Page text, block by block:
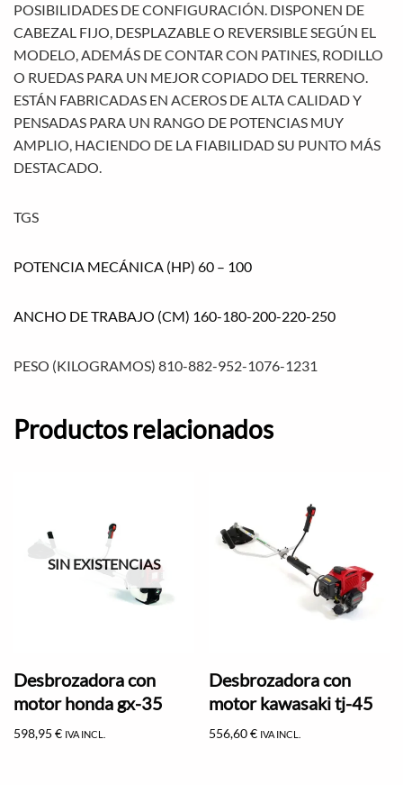
POSIBILIDADES DE CONFIGURACIÓN. DISPONEN DE
CABEZAL FIJO, DESPLAZABLE O REVERSIBLE SEGÚN EL
MODELO, ADEMÁS DE CONTAR CON PATINES, RODILLO
O RUEDAS PARA UN MEJOR COPIADO DEL TERRENO.
ESTÁN FABRICADAS EN ACEROS DE ALTA CALIDAD Y
PENSADAS PARA UN RANGO DE POTENCIAS MUY
AMPLIO, HACIENDO DE LA FIABILIDAD SU PUNTO MÁS
DESTACADO.
TGS
POTENCIA MECÁNICA (HP) 60 – 100
ANCHO DE TRABAJO (CM) 160-180-200-220-250
PESO (KILOGRAMOS) 810-882-952-1076-1231
Productos relacionados
SIN EXISTENCIAS
Desbrozadora con
motor honda gx-35
598,95 € IVA INCL.
Desbrozadora con
motor kawasaki tj-45
556,60€ IVA INCL.